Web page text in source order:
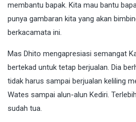
membantu bapak. Kita mau bantu
punya gambaran kita yang akan
berkacamata ini.
Mas Dhito mengapresiasi semangat
bertekad untuk tetap berjualan. Dia
tidak harus sampai berjualan keliling
Wates sampai alun-alun Kediri.
sudah tua.